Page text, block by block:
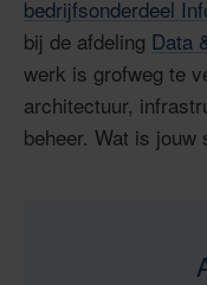
bedrijfsonderdeel
bij de afdeling Data
werk is grofweg te
architectuur,
beheer. Wat is jouw